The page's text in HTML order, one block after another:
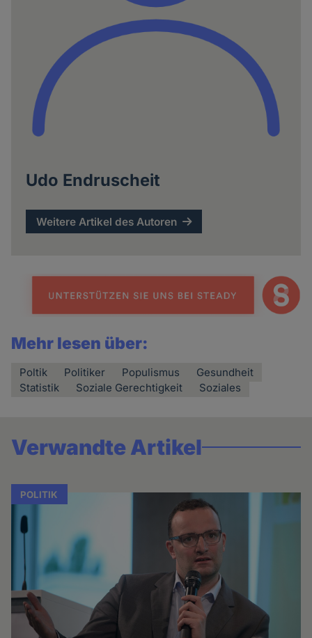
Udo Endruscheit
Weitere Artikel des Autoren
Mehr lesen über:
Poltik Politiker Populismus
Gesundheit
Statistik
Soziale Gerechtigkeit Soziales
Verwandte Artikel
POLITIK